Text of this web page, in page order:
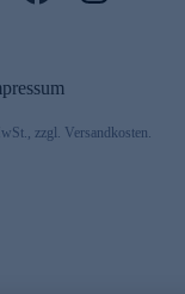
zzgl. Versandkosten.